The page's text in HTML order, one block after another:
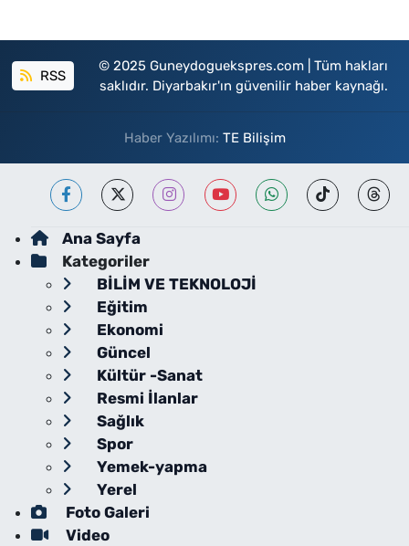
RSS
© 2025 Guneydoguekspres.com | Tüm hakları
saklıdır. Diyarbakır'ın güvenilir haber kaynağı.
Haber Yazılımı: TE Bilişim
Ana Sayfa
Kategoriler
BİLİM VE TEKNOLOJİ
Eğitim
Ekonomi
Güncel
Kültür -Sanat
Resmi İlanlar
Sağlık
Spor
Yemek-yapma
Yerel
Foto Galeri
Video